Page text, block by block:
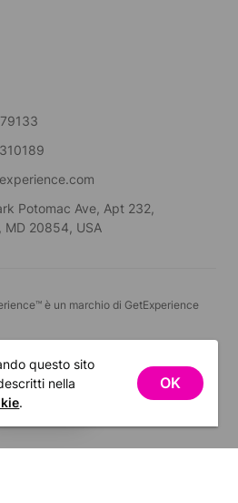
Potomac Ave, Apt 232,
MD 20854, USA
è un marchio di GetExperience
questo sito
nella
.
OK